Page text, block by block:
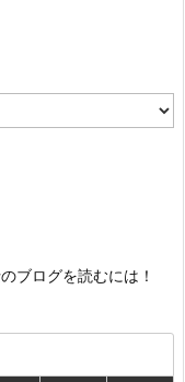
ブログを読むには！